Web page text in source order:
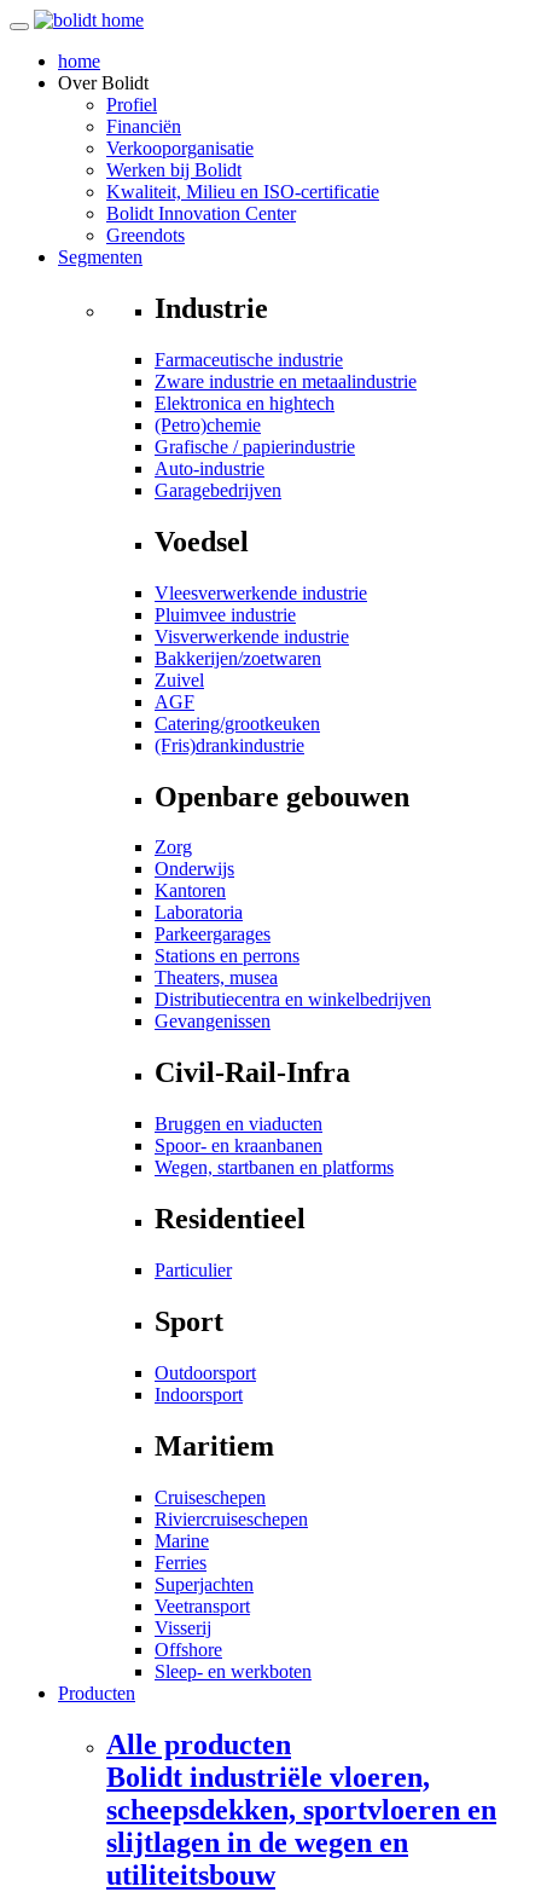
home
OverBolidt
Profiel
Financiën
Verkooporganisatie
Werken bij Bolidt
Kwaliteit, Milieu en ISO-certificatie
Bolidt Innovation Center
Greendots
Segmenten
Industrie
Farmaceutische industrie
Zware industrie en metaalindustrie
Elektronica en hightech
(Petro)chemie
Grafische / papierindustrie
Auto-industrie
Garagebedrijven
Voedsel
Vleesverwerkende industrie
Pluimvee industrie
Visverwerkende industrie
Bakkerijen/zoetwaren
Zuivel
AGF
Catering/grootkeuken
(Fris)drankindustrie
Openbare gebouwen
Zorg
Onderwijs
Kantoren
Laboratoria
Parkeergarages
Stations en perrons
Theaters, musea
Distributiecentra en winkelbedrijven
Gevangenissen
Civil-Rail-Infra
Bruggen en viaducten
Spoor- en kraanbanen
Wegen, startbanen en platforms
Residentieel
Particulier
Sport
Outdoorsport
Indoorsport
Maritiem
Cruiseschepen
Riviercruiseschepen
Marine
Ferries
Superjachten
Veetransport
Visserij
Offshore
Sleep- en werkboten
Producten
Alle producten
Bolidt industriële vloeren,
scheepsdekken, sportvloeren en
slijtlagen in de wegen en
utiliteitsbouw